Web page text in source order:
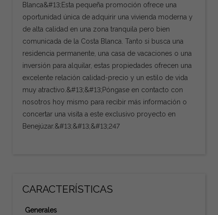
Blanca&#13;Esta pequeña promoción ofrece una
oportunidad única de adquirir una vivienda moderna y
de alta calidad en una zona tranquila pero bien
comunicada de la Costa Blanca. Tanto si busca una
residencia permanente, una casa de vacaciones o una
inversión para alquilar, estas propiedades ofrecen una
excelente relación calidad-precio y un estilo de vida
muy atractivo.&#13;&#13;Póngase en contacto con
nosotros hoy mismo para recibir más información o
concertar una visita a este exclusivo proyecto en
Benejúzar.&#13;&#13;&#13;247
CARACTERÍSTICAS
Generales